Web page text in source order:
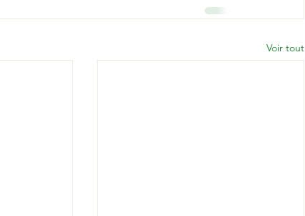
Voir tout